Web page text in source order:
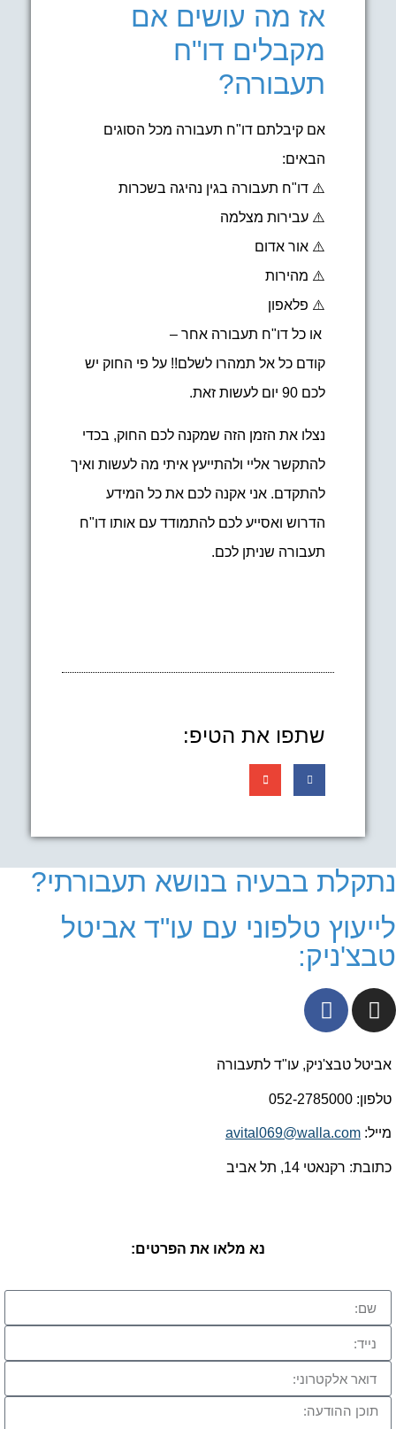
אז מה עושים אם
מקבלים דו"ח
תעבורה?
אם קיבלתם דו"ח תעבורה מכל הסוגים
הבאים:
⚠️ דו"ח תעבורה בגין נהיגה בשכרות
⚠️ עבירות מצלמה
⚠️ אור אדום
⚠️ מהירות
⚠️ פלאפון
או כל דו"ח תעבורה אחר –
קודם כל אל תמהרו לשלם!! על פי החוק יש
לכם 90 יום לעשות זאת.
נצלו את הזמן הזה שמקנה לכם החוק, בכדי
להתקשר אליי ולהתייעץ איתי מה לעשות ואיך
להתקדם. אני אקנה לכם את כל המידע
הדרוש ואסייע לכם להתמודד עם אותו דו"ח
תעבורה שניתן לכם.
שתפו את הטיפ:
נתקלת בבעיה בנושא תעבורתי?
לייעוץ טלפוני עם עו"ד אביטל
טבצ'ניק:
אביטל טבצ'ניק, עו"ד לתעבורה
טלפון: 052-2785000
מייל: avital069@walla.com
כתובת: רקנאטי 14, תל אביב
נא מלאו את הפרטים: